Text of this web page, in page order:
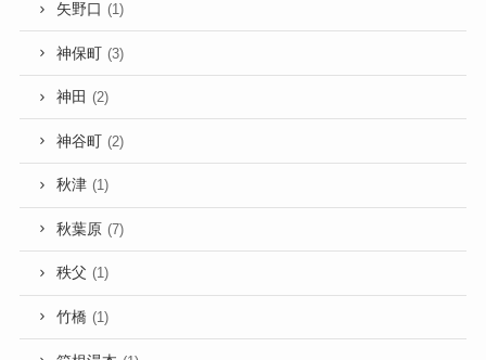
矢野口 (1)
神保町 (3)
神田 (2)
神谷町 (2)
秋津 (1)
秋葉原 (7)
秩父 (1)
竹橋 (1)